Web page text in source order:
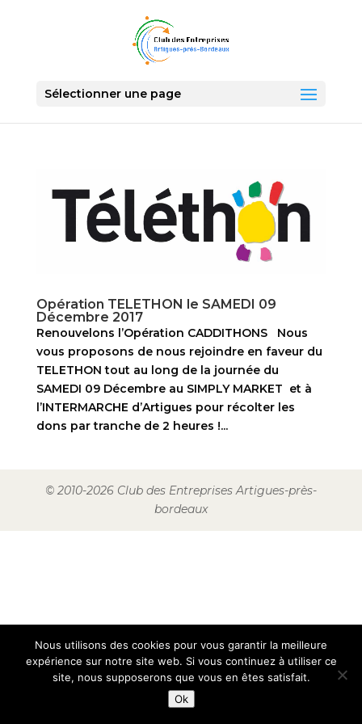
Sélectionner une page
Opération TELETHON le SAMEDI 09
Décembre 2017
Renouvelons l’Opération CADDITHONS Nous
vous proposons de nous rejoindre en faveur du
TELETHON tout au long de la journée du
SAMEDI 09 Décembre au SIMPLY MARKET et à
l’INTERMARCHE d’Artigues pour récolter les
dons par tranche de 2 heures !...
© 2010-2026 Club des Entreprises Artigues-près-
bordeaux
Nous utilisons des cookies pour vous garantir la meilleure
expérience sur notre site web. Si vous continuez à utiliser ce
site, nous supposerons que vous en êtes satisfait.
Ok